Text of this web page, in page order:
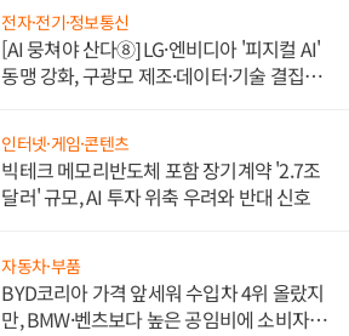
전자·전기·정보통신
[AI 뭉쳐야 산다⑧] LG·엔비디아 '피지컬 AI'
동맹 강화, 구광모 제조·데이터·기술 결집
인터넷·게임·콘텐츠
빅테크 메모리반도체 포함 장기계약 '2.7조
달러' 규모, AI 투자 위축 우려와 반대 신호
자동차·부품
BYD코리아 가격 앞세워 수입차 4위 올랐지
만, BMW·벤츠보다 높은 공임비에 소비자